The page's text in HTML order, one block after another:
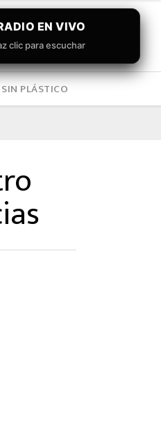
EN VIVO
clic para escuchar
PLÁSTICO